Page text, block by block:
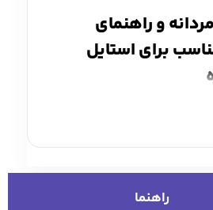
و راهنمای
برای استایل
که در استایل‌های رسمی،
فراوان دارد. خرید انواع
امکان را می‌دهد که بسته به
انتخاب را داشته باشید.
راهنما